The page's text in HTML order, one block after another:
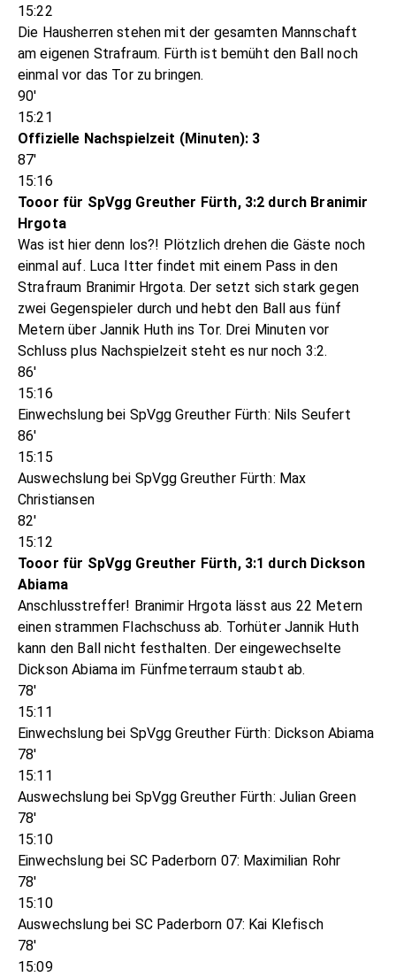
15:22
Die Hausherren stehen mit der gesamten Mannschaft
am eigenen Strafraum. Fürth ist bemüht den Ball noch
einmal vor das Tor zu bringen.
90'
15:21
Offizielle Nachspielzeit (Minuten): 3
87'
15:16
Tooor für SpVgg Greuther Fürth, 3:2 durch Branimir
Hrgota
Was ist hier denn los?! Plötzlich drehen die Gäste noch
einmal auf. Luca Itter findet mit einem Pass in den
Strafraum Branimir Hrgota. Der setzt sich stark gegen
zwei Gegenspieler durch und hebt den Ball aus fünf
Metern über Jannik Huth ins Tor. Drei Minuten vor
Schluss plus Nachspielzeit steht es nur noch 3:2.
86'
15:16
Einwechslung bei SpVgg Greuther Fürth: Nils Seufert
86'
15:15
Auswechslung bei SpVgg Greuther Fürth: Max
Christiansen
82'
15:12
Tooor für SpVgg Greuther Fürth, 3:1 durch Dickson
Abiama
Anschlusstreffer! Branimir Hrgota lässt aus 22 Metern
einen strammen Flachschuss ab. Torhüter Jannik Huth
kann den Ball nicht festhalten. Der eingewechselte
Dickson Abiama im Fünfmeterraum staubt ab.
78'
15:11
Einwechslung bei SpVgg Greuther Fürth: Dickson Abiama
78'
15:11
Auswechslung bei SpVgg Greuther Fürth: Julian Green
78'
15:10
Einwechslung bei SC Paderborn 07: Maximilian Rohr
78'
15:10
Auswechslung bei SC Paderborn 07: Kai Klefisch
78'
15:09